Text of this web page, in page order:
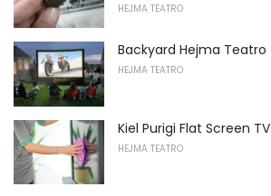
HEJMA TEATRO
Backyard Hejma Teatro
HEJMA TEATRO
Kiel Purigi Flat Screen TV
HEJMA TEATRO